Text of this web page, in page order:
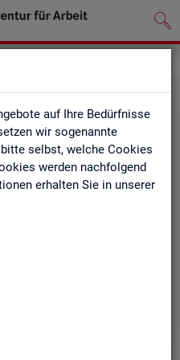
auf Ihre Bedürfnisse
wir sogenannte
selbst, welche Cookies
werden nachfolgend
erhalten Sie in unserer
über die aktuelle
Ausbildungsmarkt in